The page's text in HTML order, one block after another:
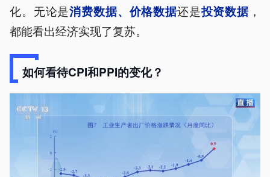
化。无论是消费数据、价格数据还是投资数据 ，
都能看出经济实现了复苏。
如何看待CPI和PPI的变化？